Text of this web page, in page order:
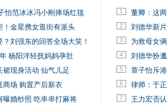
怡范冰冰冯小刚捧场红毯
！金星携女逛街有派头
刘强东的回答全场大笑！
杨阳洋轻抚妈妈孕肚
现身活动 仙气儿足
商场 购置产后新衣
曝婚纱照 吃串串打麻将
1 董卿：这
2 刘德华新
3 为救母女
4 刘德华扮
5 章子怡斥
6 律师：于
7 王力宏否